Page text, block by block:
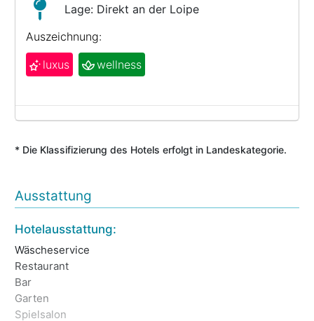
Lage: Direkt an der Loipe
Auszeichnung:
luxus
wellness
* Die Klassifizierung des Hotels erfolgt in Landeskategorie.
Ausstattung
Hotelausstattung:
Wäscheservice
Restaurant
Bar
Garten
Spielsalon